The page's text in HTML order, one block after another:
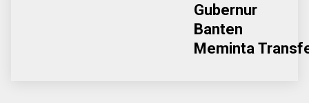
Gubernur
Banten
Meminta